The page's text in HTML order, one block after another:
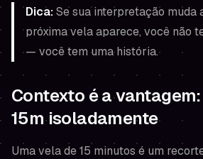
Dica:Se sua interpretação muda
próxima vela aparece, você não
— você tem uma história.
Contexto é a
15m isoladamente
Uma vela de 15 minutos é um